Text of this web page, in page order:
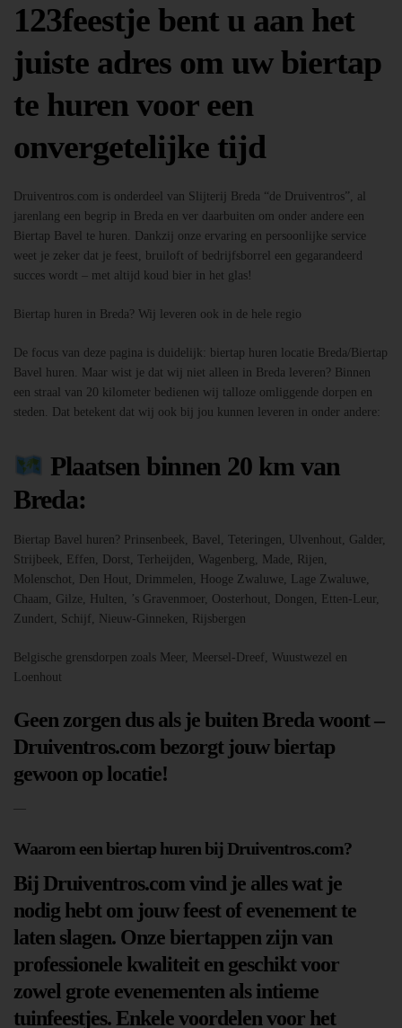
123feestje bent u aan het
juiste adres om uw biertap
te huren voor een
onvergetelijke tijd
Druiventros.com is onderdeel van Slijterij Breda “de Druiventros”, al
jarenlang een begrip in Breda en ver daarbuiten om onder andere een
Biertap Bavel te huren. Dankzij onze ervaring en persoonlijke service
weet je zeker dat je feest, bruiloft of bedrijfsborrel een gegarandeerd
succes wordt – met altijd koud bier in het glas!
Biertap huren in Breda? Wij leveren ook in de hele regio
De focus van deze pagina is duidelijk: biertap huren locatie Breda/Biertap
Bavel huren. Maar wist je dat wij niet alleen in Breda leveren? Binnen
een straal van 20 kilometer bedienen wij talloze omliggende dorpen en
steden. Dat betekent dat wij ook bij jou kunnen leveren in onder andere:
Plaatsen binnen 20 km van
Breda:
Biertap Bavel huren? Prinsenbeek, Bavel, Teteringen, Ulvenhout, Galder,
Strijbeek, Effen, Dorst, Terheijden, Wagenberg, Made, Rijen,
Molenschot, Den Hout, Drimmelen, Hooge Zwaluwe, Lage Zwaluwe,
Chaam, Gilze, Hulten, ’s Gravenmoer, Oosterhout, Dongen, Etten-Leur,
Zundert, Schijf, Nieuw-Ginneken, Rijsbergen
Belgische grensdorpen zoals Meer, Meersel-Dreef, Wuustwezel en
Loenhout
Geen zorgen dus als je buiten Breda woont –
Druiventros.com bezorgt jouw biertap
gewoon op locatie!
—
Waarom een biertap huren bij Druiventros.com?
Bij Druiventros.com vind je alles wat je
nodig hebt om jouw feest of evenement te
laten slagen. Onze biertappen zijn van
professionele kwaliteit en geschikt voor
zowel grote evenementen als intieme
tuinfeestjes. Enkele voordelen voor het